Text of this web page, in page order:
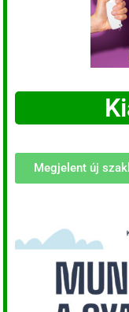
Megjelent új